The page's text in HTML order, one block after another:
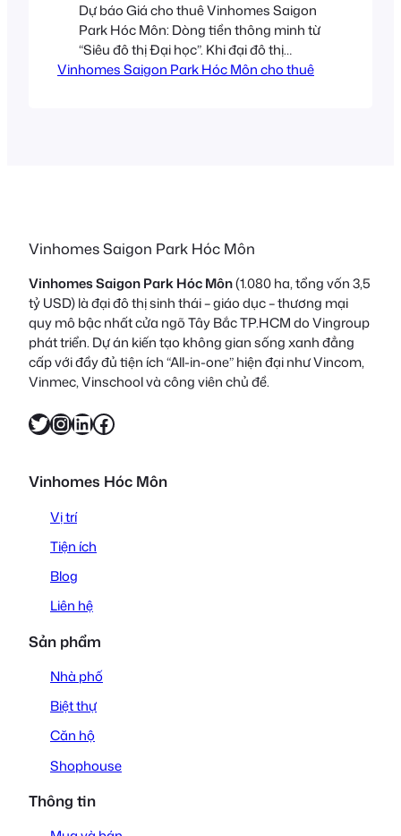
Dự báo Giá cho thuê Vinhomes Saigon
Park Hóc Môn: Dòng tiền thông minh từ
“Siêu đô thị Đại học”. Khi đại đô thị
Vinhomes Saigon Park Hóc Môn chính
Vinhomes Saigon Park Hóc Môn cho thuê
Vinhomes Saigon Park Hóc Môn
Vinhomes Saigon Park Hóc Môn(1.080 ha, tổng vốn 3,5
tỷ USD) là đại đô thị sinh thái – giáo dục – thương mại
quy mô bậc nhất cửa ngõ Tây Bắc TP.HCM do Vingroup
phát triển. Dự án kiến tạo không gian sống xanh đẳng
cấp với đầy đủ tiện ích “All-in-one” hiện đại như Vincom,
Vinmec, Vinschool và công viên chủ đề.
Twitter InstagramLinkedIn Facebook
Vinhomes Hóc Môn
Vị trí
Tiện ích
Blog
Liên hệ
Sản phẩm
Nhà phố
Biệt thự
Căn hộ
Shophouse
Thông tin